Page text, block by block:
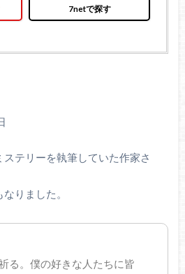
7netで探す
テリーを執筆していた作家さ
りました。
る。僕の好きな人たちに皆